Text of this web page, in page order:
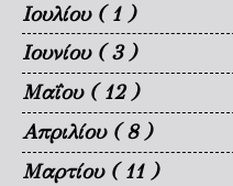
Ιουλίου ( 1 )
Ιουνίου ( 3 )
Μαΐου ( 12 )
Απριλίου ( 8 )
Μαρτίου ( 11 )